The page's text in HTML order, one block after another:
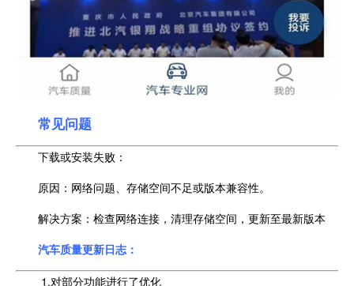
常见问题
下载或安装失败：
原因：网络问题、存储空间不足或版本兼容性。
解决方案：检查网络连接，清理存储空间，更新至最新版本
汽车质量更新日志：
1.对部分功能进行了优化